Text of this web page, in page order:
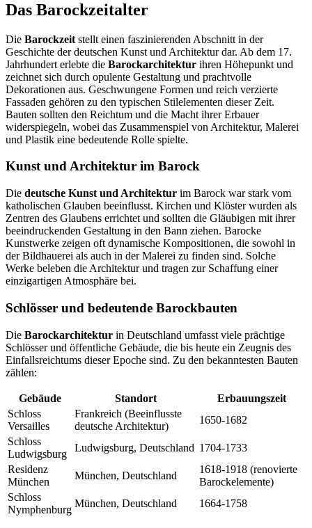
Das Barockzeitalter
Die Barockzeit stellt einen faszinierenden Abschnitt in der
Geschichte der deutschen Kunst und Architektur dar. Ab dem 17.
Jahrhundert erlebte die Barockarchitektur ihren Höhepunkt und
zeichnet sich durch opulente Gestaltung und prachtvolle
Dekorationen aus. Geschwungene Formen und reich verzierte
Fassaden gehören zu den typischen Stilelementen dieser Zeit.
Bauten sollten den Reichtum und die Macht ihrer Erbauer
widerspiegeln, wobei das Zusammenspiel von Architektur, Malerei
und Plastik eine bedeutende Rolle spielte.
Kunst und Architektur im Barock
Die deutsche Kunst und Architektur im Barock war stark vom
katholischen Glauben beeinflusst. Kirchen und Klöster wurden als
Zentren des Glaubens errichtet und sollten die Gläubigen mit ihrer
beeindruckenden Gestaltung in den Bann ziehen. Barocke
Kunstwerke zeigen oft dynamische Kompositionen, die sowohl in
der Bildhauerei als auch in der Malerei zu finden sind. Solche
Werke beleben die Architektur und tragen zur Schaffung einer
einzigartigen Atmosphäre bei.
Schlösser und bedeutende Barockbauten
Die Barockarchitektur in Deutschland umfasst viele prächtige
Schlösser und öffentliche Gebäude, die bis heute ein Zeugnis des
Einfallsreichtums dieser Epoche sind. Zu den bekanntesten Bauten
zählen:
Gebäude Standort
Erbauungszeit
Schloss
Versailles
Frankreich (Beeinflusste
deutsche Architektur)
1650-1682
Schloss
Ludwigsburg
Ludwigsburg, Deutschland 1704-1733
Residenz
München
München, Deutschland
1618-1918 (renovierte
Barockelemente)
Schloss
Nymphenburg
München, Deutschland 1664-1758